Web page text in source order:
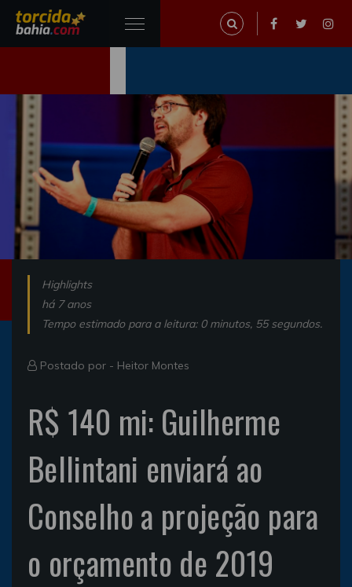
Highlights
há 7 anos
Tempo estimado para a leitura: 0 minutos, 55 segundos.
Postado por - Heitor Montes
R$ 140 mi: Guilherme
Bellintani enviará ao
Conselho a projeção para
o orçamento de 2019